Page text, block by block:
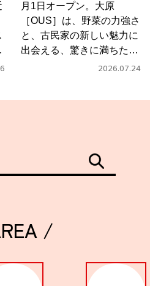
月1日オープン。大原
［OUS］は、野菜の力強さ
と、古民家の新しい魅力に
出会える、驚きに満ちたカ
2026.07.24
/